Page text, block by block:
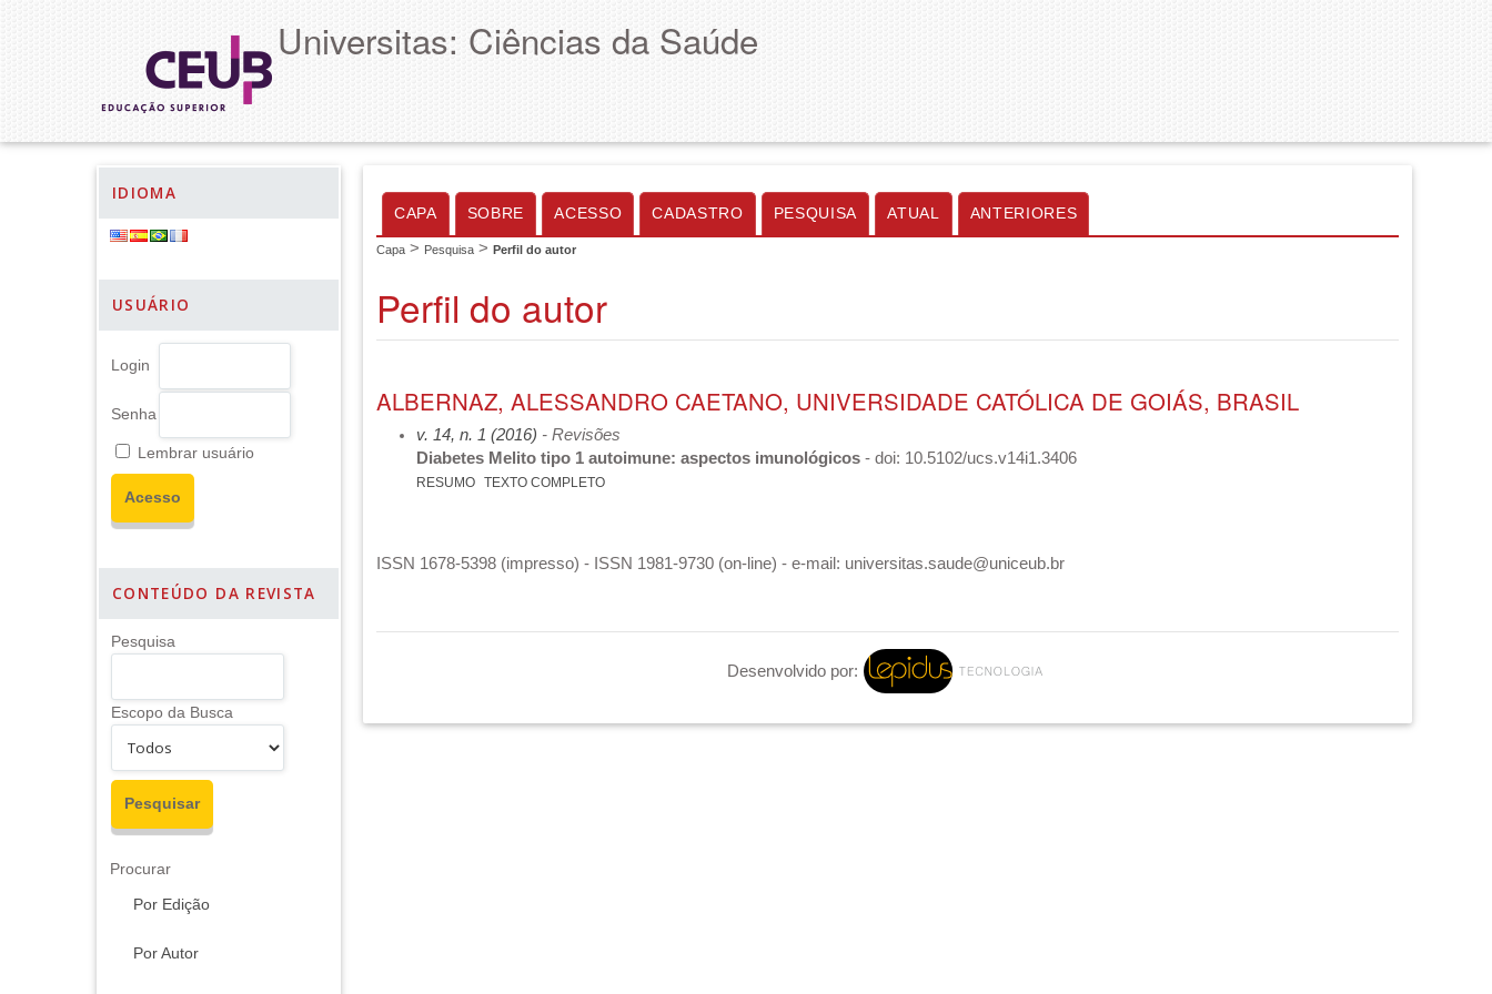
Universitas: Ciências da Saúde
IDIOMA
USUÁRIO
Login
Senha
Lembrar usuário
CONTEÚDO DA REVISTA
Pesquisa
Escopo da Busca
Procurar
Por Edição
Por Autor
CAPA SOBRE ACESSO CADASTRO PESQUISA ATUAL ANTERIORES
Capa > Pesquisa > Perfil do autor
Perfil do autor
ALBERNAZ, ALESSANDRO CAETANO, UNIVERSIDADE CATÓLICA DE GOIÁS, BRASIL
v. 14, n. 1 (2016) - Revisões
Diabetes Melito tipo 1 autoimune: aspectos imunológicos - doi: 10.5102/ucs.v14i1.3406
RESUMO TEXTO COMPLETO
ISSN 1678-5398 (impresso) - ISSN 1981-9730 (on-line) - e-mail: universitas.saude@uniceub.br
Desenvolvido por: